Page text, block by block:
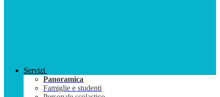
Servizi
Panoramica
Famiglie e studenti